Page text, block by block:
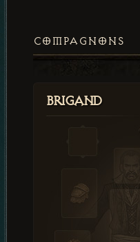
COMPAGNONS
Brigand